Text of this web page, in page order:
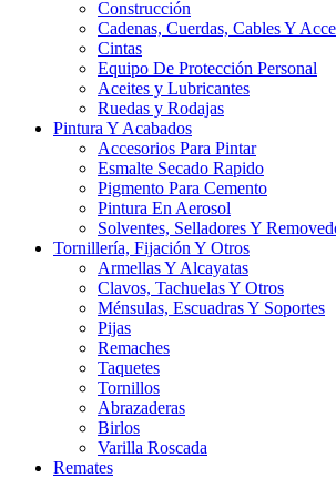
Construcción
Cadenas, Cuerdas, Cables Y
Cintas
Equipo De Protección Personal
Aceites y Lubricantes
Ruedas y Rodajas
Pintura Y Acabados
Accesorios Para Pintar
Esmalte Secado Rapido
Pigmento Para Cemento
Pintura En Aerosol
Solventes, Selladores Y
Tornillería, Fijación Y Otros
Armellas Y Alcayatas
Clavos, Tachuelas Y Otros
Ménsulas, Escuadras Y Soportes
Pijas
Remaches
Taquetes
Tornillos
Abrazaderas
Birlos
Varilla Roscada
Remates